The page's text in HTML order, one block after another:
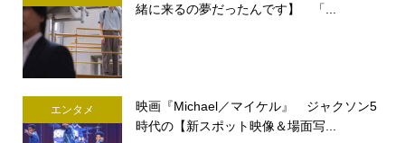
緒に来るの夢だったんです】 「...
エンタメ
映画『Michael／マイケル』 ジャクソン5
時代の【新スポット映像＆場面写...